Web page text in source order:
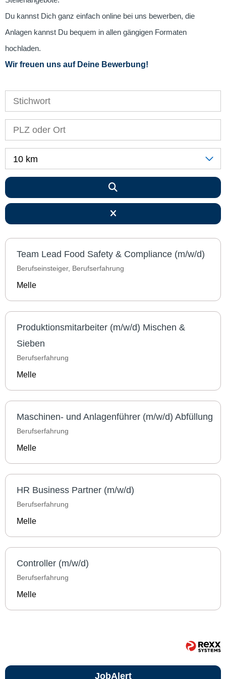
Du kannst Dich ganz einfach online bei uns bewerben, die
Anlagen kannst Du bequem in allen gängigen Formaten
hochladen.
Wir freuen uns auf Deine Bewerbung!
10 km
Team Lead Food Safety & Compliance (m/w/d)
Berufseinsteiger, Berufserfahrung
Melle
Produktionsmitarbeiter (m/w/d) Mischen &
Sieben
Berufserfahrung
Melle
Maschinen- und Anlagenführer (m/w/d) Abfüllung
Berufserfahrung
Melle
HR Business Partner (m/w/d)
Berufserfahrung
Melle
Controller (m/w/d)
Berufserfahrung
Melle
JobAlert